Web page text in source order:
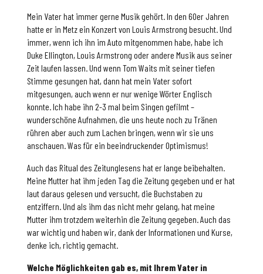
Mein Vater hat immer gerne Musik gehört. In den 60er Jahren
hatte er in Metz ein Konzert von Louis Armstrong besucht. Und
immer, wenn ich ihn im Auto mitgenommen habe, habe ich
Duke Ellington, Louis Armstrong oder andere Musik aus seiner
Zeit laufen lassen. Und wenn Tom Waits mit seiner tiefen
Stimme gesungen hat, dann hat mein Vater sofort
mitgesungen, auch wenn er nur wenige Wörter Englisch
konnte. Ich habe ihn 2-3 mal beim Singen gefilmt –
wunderschöne Aufnahmen, die uns heute noch zu Tränen
rühren aber auch zum Lachen bringen, wenn wir sie uns
anschauen. Was für ein beeindruckender Optimismus!
Auch das Ritual des Zeitunglesens hat er lange beibehalten.
Meine Mutter hat ihm jeden Tag die Zeitung gegeben und er hat
laut daraus gelesen und versucht, die Buchstaben zu
entziffern. Und als ihm das nicht mehr gelang, hat meine
Mutter ihm trotzdem weiterhin die Zeitung gegeben. Auch das
war wichtig und haben wir, dank der Informationen und Kurse,
denke ich, richtig gemacht.
Welche Möglichkeiten gab es, mit Ihrem Vater in